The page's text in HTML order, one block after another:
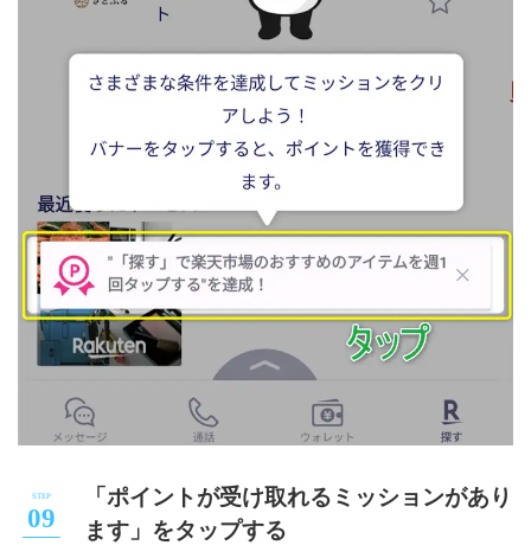
「ポイントが受け取れるミッションがあり
ます」をタップする